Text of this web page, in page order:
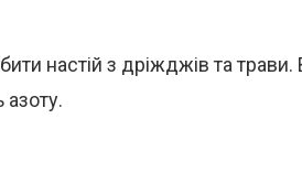
настій з дріжджів та трави.
азоту.